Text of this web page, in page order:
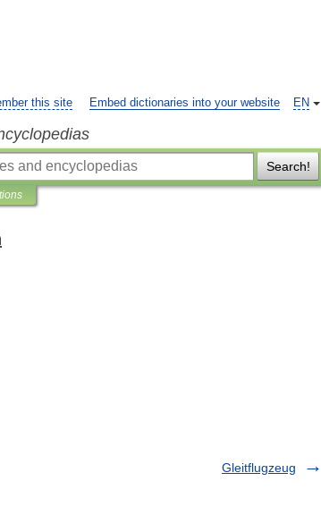
EN
this site Embed dictionaries into your website
Search!
Gleitflugzeug